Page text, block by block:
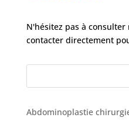
chirurgiens
Services
N'hésitez pas à
contacter directement
Abdominoplastie